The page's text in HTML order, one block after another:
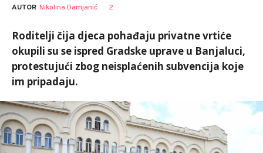
AUTOR Nikolina Damjanić 2
Roditelji čija djeca pohađaju privatne vrtiće
okupili su se ispred Gradske uprave u Banjaluci,
protestujući zbog neisplaćenih subvencija koje
im pripadaju.